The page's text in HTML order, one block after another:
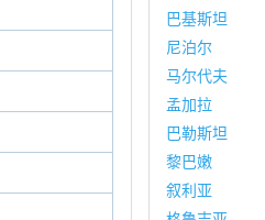
巴基斯坦
尼泊尔
马尔代夫
孟加拉
巴勒斯坦
黎巴嫩
叙利亚